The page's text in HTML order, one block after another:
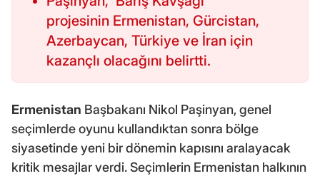
projesinin Ermenistan, Gürcistan,
Azerbaycan, Türkiye ve İran için
kazançlı olacağını belirtti.
Ermenistan Başbakanı Nikol Paşinyan, genel
seçimlerde oyunu kullandıktan sonra bölge
siyasetinde yeni bir dönemin kapısını aralayacak
kritik mesajlar verdi. Seçimlerin Ermenistan halkının